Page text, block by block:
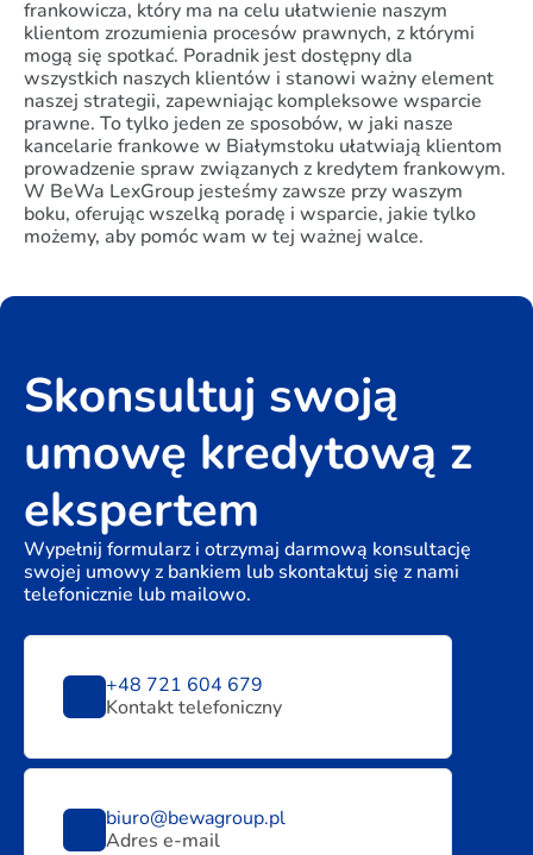
frankowicza, który ma na celu ułatwienie naszym
klientom zrozumienia procesów prawnych, z którymi
mogą się spotkać. Poradnik jest dostępny dla
wszystkich naszych klientów i stanowi ważny element
naszej strategii, zapewniając kompleksowe wsparcie
prawne. To tylko jeden ze sposobów, w jaki nasze
kancelarie frankowe w Białymstoku ułatwiają klientom
prowadzenie spraw związanych z kredytem frankowym.
W BeWa LexGroup jesteśmy zawsze przy waszym
boku, oferując wszelką poradę i wsparcie, jakie tylko
możemy, aby pomóc wam w tej ważnej walce.
Skonsultuj swoją
umowę kredytową z
ekspertem
Wypełnij formularz i otrzymaj darmową konsultację
swojej umowy z bankiem lub skontaktuj się z nami
telefonicznie lub mailowo.
+48 721 604 679
Kontakt telefoniczny
biuro@bewagroup.pl
Adres e-mail